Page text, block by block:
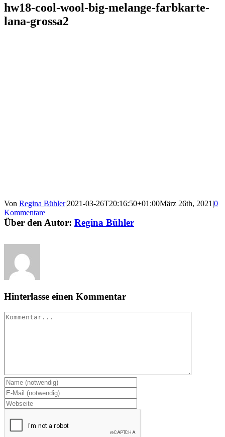
hw18-cool-wool-big-melange-farbkarte-
lana-grossa2
Von Regina Bühler|2021-03-26T20:16:50+01:00März 26th, 2021 |0
Kommentare
Über den Autor: Regina Bühler
Hinterlasse einen Kommentar
Kommentar